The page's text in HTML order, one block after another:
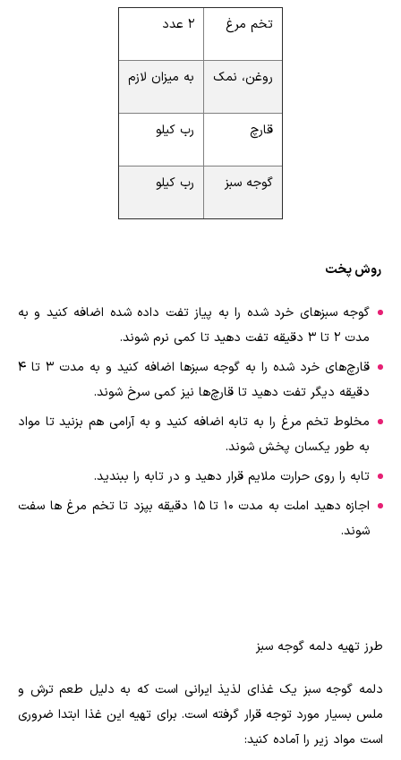
تخم مرغ ۲ عدد
روغن، نمک به میزان لازم
قارچ رب کیلو
گوجه سبز رب کیلو
روش پخت
گوجه سبزهای خرد شده را به پیاز تفت داده شده اضافه کنید و به
مدت ۲ تا ۳ دقیقه تفت دهید تا کمی نرم شوند.
قارچ‌های خرد شده را به گوجه سبزها اضافه کنید و به مدت ۳ تا ۴
دقیقه دیگر تفت دهید تا قارچ‌ها نیز کمی سرخ شوند.
مخلوط تخم مرغ را به تابه اضافه کنید و به آرامی هم بزنید تا مواد
به طور یکسان پخش شوند.
تابه را روی حرارت ملایم قرار دهید و در تابه را ببندید.
اجازه دهید املت به مدت ۱۰ تا ۱۵ دقیقه بپزد تا تخم مرغ ها سفت
شوند.
طرز تهیه دلمه گوجه سبز
دلمه گوجه سبز یک غذای لذیذ ایرانی است که به دلیل طعم ترش و
ملس بسیار مورد توجه قرار گرفته است. برای تهیه این غذا ابتدا ضروری
است مواد زیر را آماده کنید: